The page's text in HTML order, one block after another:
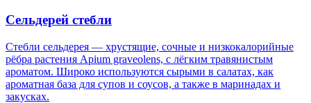
Сельдерей стебли
Стебли сельдерея — хрустящие, сочные и низкокалорийные
рёбра растения Apium graveolens, с лёгким травянистым
ароматом. Широко используются сырыми в салатах, как
ароматная база для супов и соусов, а также в маринадах и
закусках.